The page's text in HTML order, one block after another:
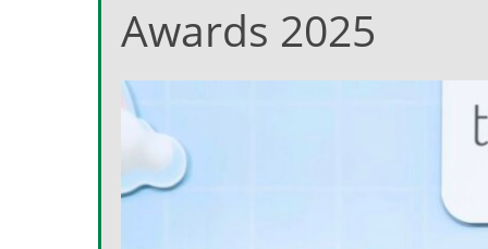
Awards 2025